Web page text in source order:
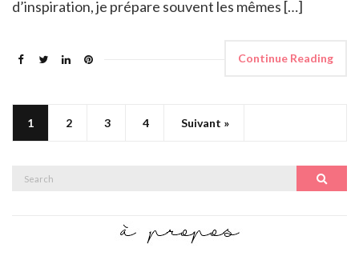
d’inspiration, je prépare souvent les mêmes […]
Continue Reading
1 2 3 4 Suivant »